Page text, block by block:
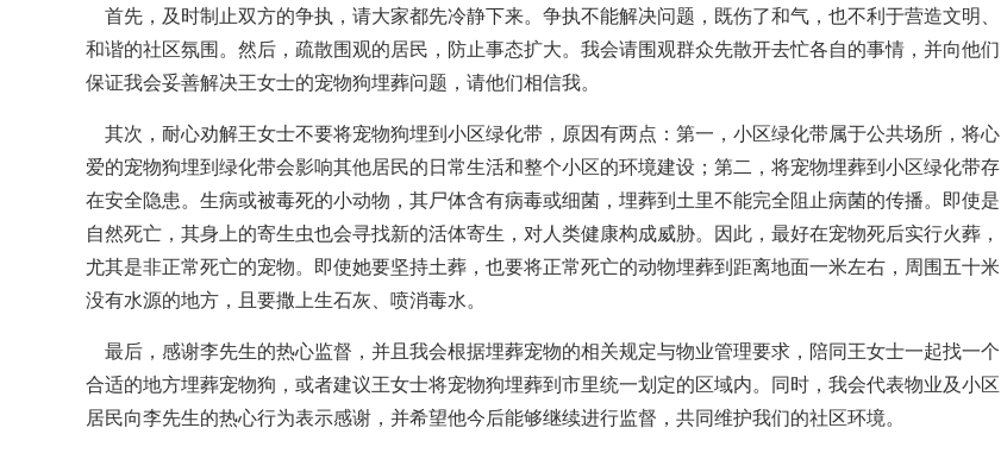
首先，及时制止双方的争执，请大家都先冷静下来。争执不能解决问题，既伤了和气，也不利于营造文明、
和谐的社区氛围。然后，疏散围观的居民，防止事态扩大。我会请围观群众先散开去忙各自的事情，并向他们
保证我会妥善解决王女士的宠物狗埋葬问题，请他们相信我。
其次，耐心劝解王女士不要将宠物狗埋到小区绿化带，原因有两点：第一，小区绿化带属于公共场所，将心
爱的宠物狗埋到绿化带会影响其他居民的日常生活和整个小区的环境建设；第二，将宠物埋葬到小区绿化带存
在安全隐患。生病或被毒死的小动物，其尸体含有病毒或细菌，埋葬到土里不能完全阻止病菌的传播。即使是
自然死亡，其身上的寄生虫也会寻找新的活体寄生，对人类健康构成威胁。因此，最好在宠物死后实行火葬，
尤其是非正常死亡的宠物。即使她要坚持土葬，也要将正常死亡的动物埋葬到距离地面一米左右，周围五十米
没有水源的地方，且要撒上生石灰、喷消毒水。
最后，感谢李先生的热心监督，并且我会根据埋葬宠物的相关规定与物业管理要求，陪同王女士一起找一个
合适的地方埋葬宠物狗，或者建议王女士将宠物狗埋葬到市里统一划定的区域内。同时，我会代表物业及小区
居民向李先生的热心行为表示感谢，并希望他今后能够继续进行监督，共同维护我们的社区环境。